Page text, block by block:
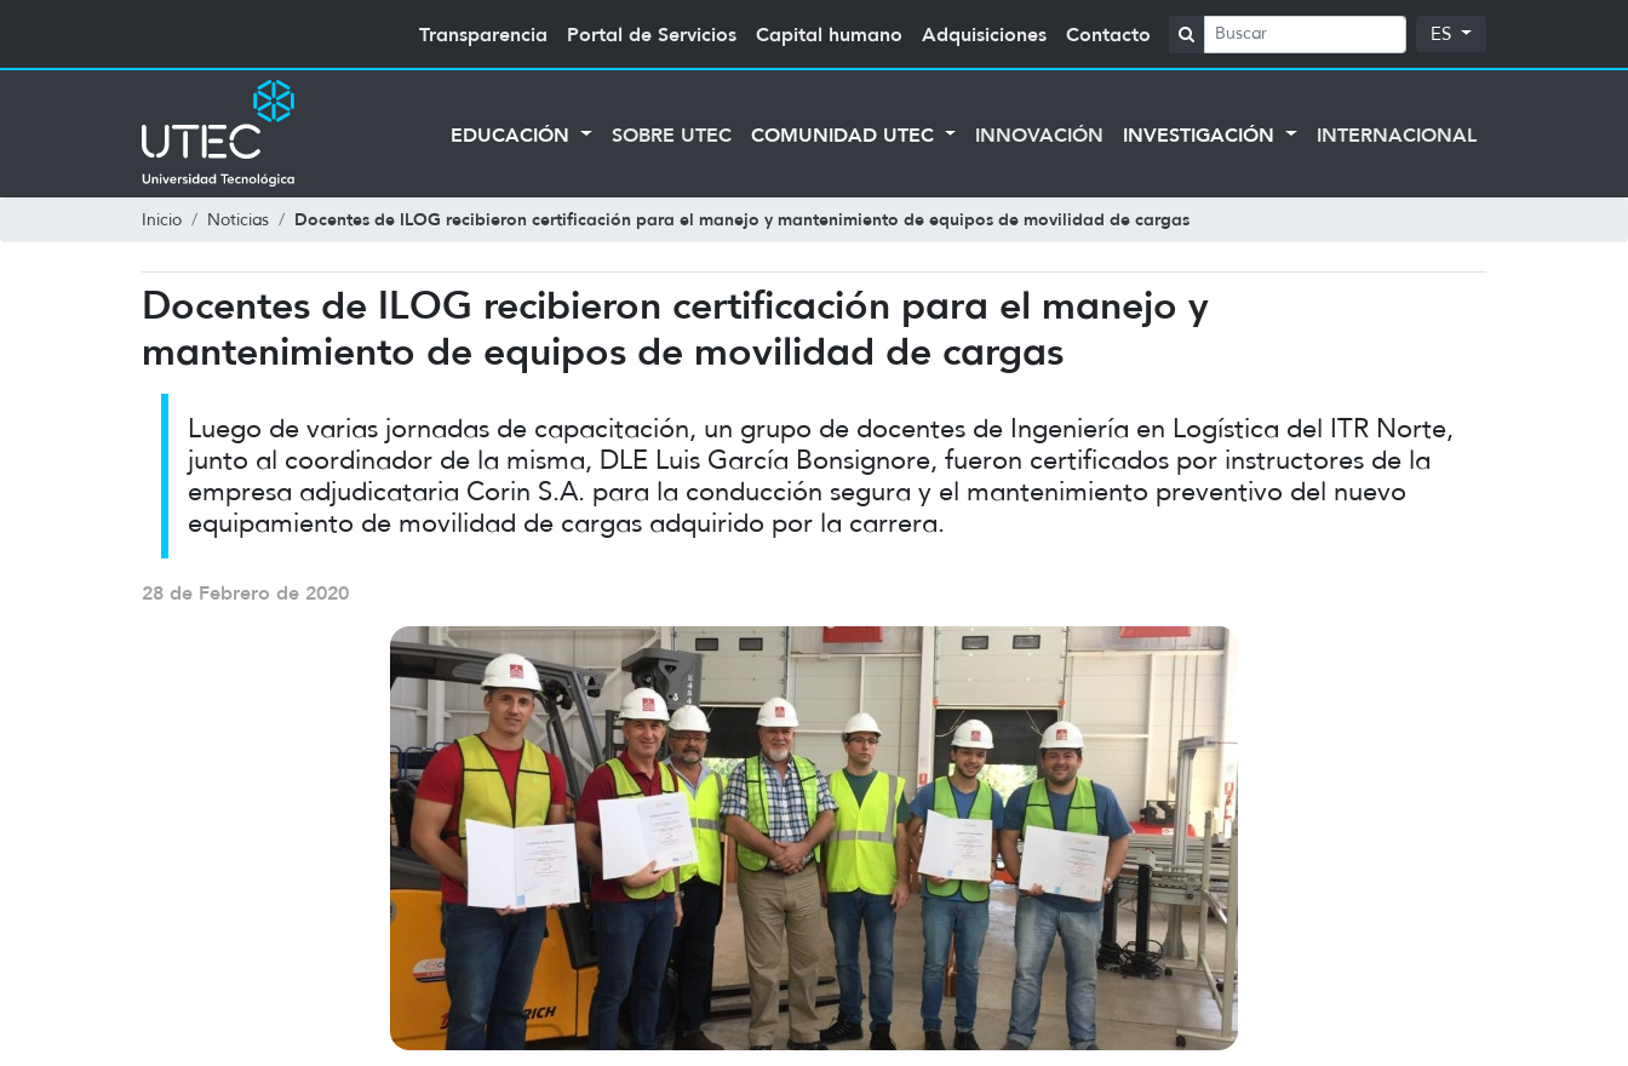
Transparencia Portal de Servicios Capital humano Adquisiciones Contacto ES
EDUCACIÓN SOBRE UTEC COMUNIDAD UTEC INNOVACIÓN INVESTIGACIÓN INTERNACIONAL
Inicio Noticias Docentes de ILOG recibieron certificación para el manejo y mantenimiento de equipos de movilidad de cargas
Docentes de ILOG recibieron certificación para el manejo y
mantenimiento de equipos de movilidad de cargas
Luego de varias jornadas de capacitación, un grupo de docentes de Ingeniería en Logística del ITR Norte,
junto al coordinador de la misma, DLE Luis García Bonsignore, fueron certificados por instructores de la
empresa adjudicataria Corin S.A. para la conducción segura y el mantenimiento preventivo del nuevo
equipamiento de movilidad de cargas adquirido por la carrera.
28 de Febrero de 2020